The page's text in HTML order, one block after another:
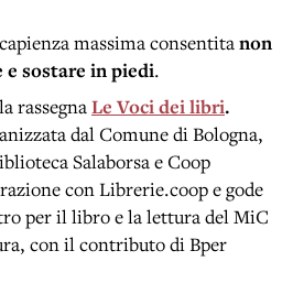
massima consentitanon
e sostare in piedi.
rassegnaLe Voci dei libri.
dal Comune di Bologna,
Salaborsa e Coop
con Librerie.coop e gode
per il libro e la lettura del MiC
con il contributo di Bper